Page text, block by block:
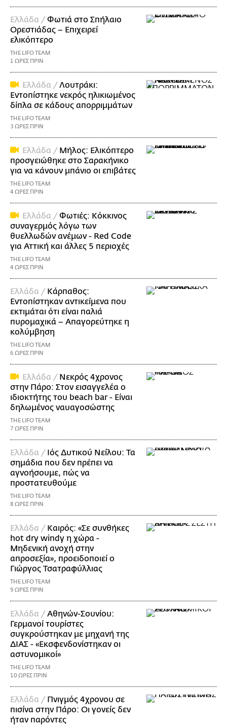
Ελλάδα /Φωτιά στο Σπήλαιο
Ορεστιάδας – Επιχειρεί
ελικόπτερο
THE LIFO TEAM
1 ΩΡΕΣ ΠΡΙΝ
Ελλάδα /Λουτράκι:
Εντοπίστηκε νεκρός ηλικιωμένος
δίπλα σε κάδους απορριμμάτων
THE LIFO TEAM
3 ΩΡΕΣ ΠΡΙΝ
Ελλάδα / Μήλος: Ελικόπτερο
προσγειώθηκε στο Σαρακήνικο
για να κάνουν μπάνιο οι επιβάτες
THE LIFO TEAM
4 ΩΡΕΣ ΠΡΙΝ
Ελλάδα /Φωτιές: Κόκκινος
συναγερμός λόγω των
θυελλωδών ανέμων - Red Code
για Αττική και άλλες 5 περιοχές
THE LIFO TEAM
4 ΩΡΕΣ ΠΡΙΝ
Ελλάδα / Κάρπαθος:
Εντοπίστηκαν αντικείμενα που
εκτιμάται ότι είναι παλιά
πυρομαχικά – Απαγορεύτηκε η
κολύμβηση
THE LIFO TEAM
6 ΩΡΕΣ ΠΡΙΝ
Ελλάδα / Νεκρός 4χρονος
στην Πάρο: Στον εισαγγελέα ο
ιδιοκτήτης του beach bar - Είναι
δηλωμένος ναυαγοσώστης
THE LIFO TEAM
7 ΩΡΕΣ ΠΡΙΝ
Ελλάδα / Ιός Δυτικού Νείλου: Τα
σημάδια που δεν πρέπει να
αγνοήσουμε, πώς να
προστατευθούμε
THE LIFO TEAM
8 ΩΡΕΣ ΠΡΙΝ
Ελλάδα / Καιρός: «Σε συνθήκες
hot dry windy η χώρα -
Μηδενική ανοχή στην
απροσεξία», προειδοποιεί ο
Γιώργος Τσατραφύλλιας
THE LIFO TEAM
9 ΩΡΕΣ ΠΡΙΝ
Ελλάδα /Αθηνών-Σουνίου:
Γερμανοί τουρίστες
συγκρούστηκαν με μηχανή της
ΔΙΑΣ - «Εκσφενδονίστηκαν οι
αστυνομικοί»
THE LIFO TEAM
10 ΩΡΕΣ ΠΡΙΝ
Ελλάδα / Πνιγμός 4χρονου σε
πισίνα στην Πάρο: Οι γονείς δεν
ήταν παρόντες